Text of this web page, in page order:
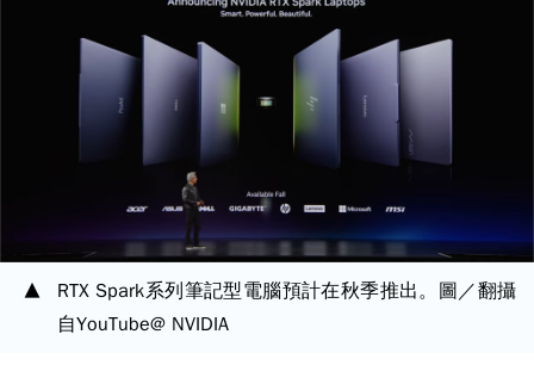
RTX Spark系列筆記型電腦預計在秋季推出。圖／翻攝
自YouTube@ NVIDIA